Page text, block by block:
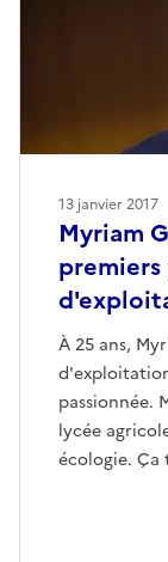
Myriam
À 25 ans,
passionnée.
lycée
écologie. Ça
13 janvier 2017